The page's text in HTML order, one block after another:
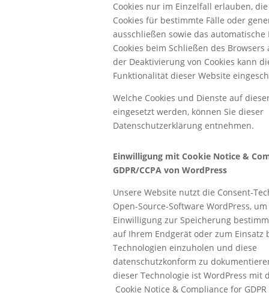
Cookies nur im Einzelfall erlauben,
Cookies für bestimmte Fälle oder
ausschließen sowie das automatische
Cookies beim Schließen des Browsers
der Deaktivierung von Cookies kann
Funktionalität dieser Website
Welche Cookies und Dienste auf
eingesetzt werden, können Sie dieser
Datenschutzerklärung entnehmen.
Einwilligung mit Cookie Notice &
GDPR/CCPA von WordPress
Unsere Website nutzt die Consent-
Open-Source-Software WordPress,
Einwilligung zur Speicherung
auf Ihrem Endgerät oder zum Einsatz
Technologien einzuholen und diese
datenschutzkonform zu
dieser Technologie ist WordPress mit
Cookie Notice & Compliance for GDPR